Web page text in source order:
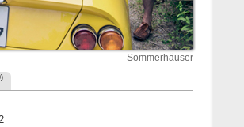
Sommerhäuser